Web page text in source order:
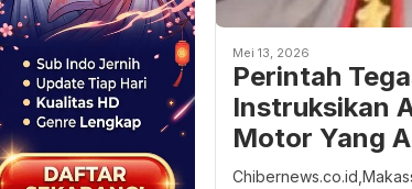
Mei 13, 2026
Perintah
Instruksikan
Motor Yang